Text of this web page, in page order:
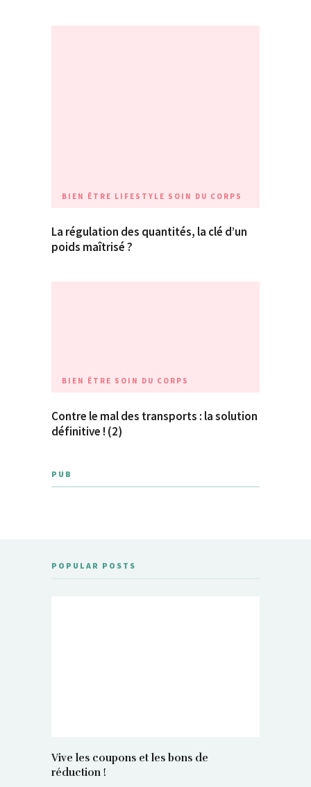
BIEN ÊTRE LIFESTYLE SOIN DU CORPS
La régulation des quantités, la clé d’un
poids maîtrisé ?
BIEN ÊTRE SOIN DU CORPS
Contre le mal des transports : la solution
définitive ! (2)
PUB
POPULAR POSTS
Vive les coupons et les bons de
réduction !